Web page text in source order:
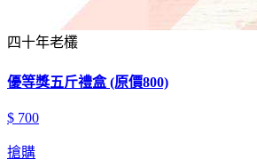
四十年老欉
優等獎五斤禮盒 (原價800)
$ 700
搶購